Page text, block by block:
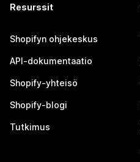
Resurssit
Shopifyn ohjekeskus
API-dokumentaatio
Shopify-yhteisö
Shopify-blogi
Tutkimus